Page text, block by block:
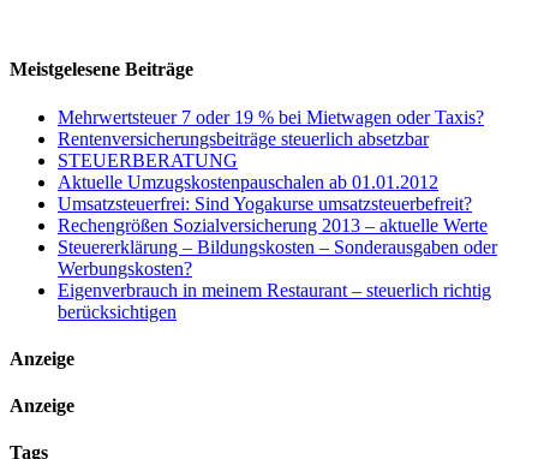
Meistgelesene Beiträge
Mehrwertsteuer 7 oder 19 % bei Mietwagen oder Taxis?
Rentenversicherungsbeiträge steuerlich absetzbar
STEUERBERATUNG
Aktuelle Umzugskostenpauschalen ab 01.01.2012
Umsatzsteuerfrei: Sind Yogakurse umsatzsteuerbefreit?
Rechengrößen Sozialversicherung 2013 – aktuelle Werte
Steuererklärung – Bildungskosten – Sonderausgaben oder
Werbungskosten?
Eigenverbrauch in meinem Restaurant – steuerlich richtig
berücksichtigen
Anzeige
Anzeige
Tags